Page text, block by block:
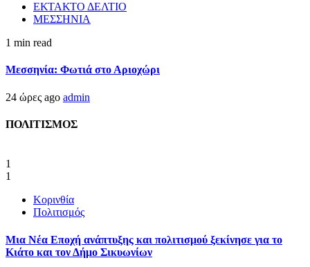
ΕΚΤΑΚΤΟ ΔΕΛΤΙΟ
ΜΕΣΣΗΝΙΑ
1 min read
Μεσσηνία: Φωτιά στο Αριοχώρι
24 ώρες ago admin
ΠΟΛΙΤΙΣΜΟΣ
1
1
Κορινθία
Πολιτισμός
Μια Νέα Εποχή ανάπτυξης και πολιτισμού ξεκίνησε για το
Κιάτο και τον Δήμο Σικυωνίων